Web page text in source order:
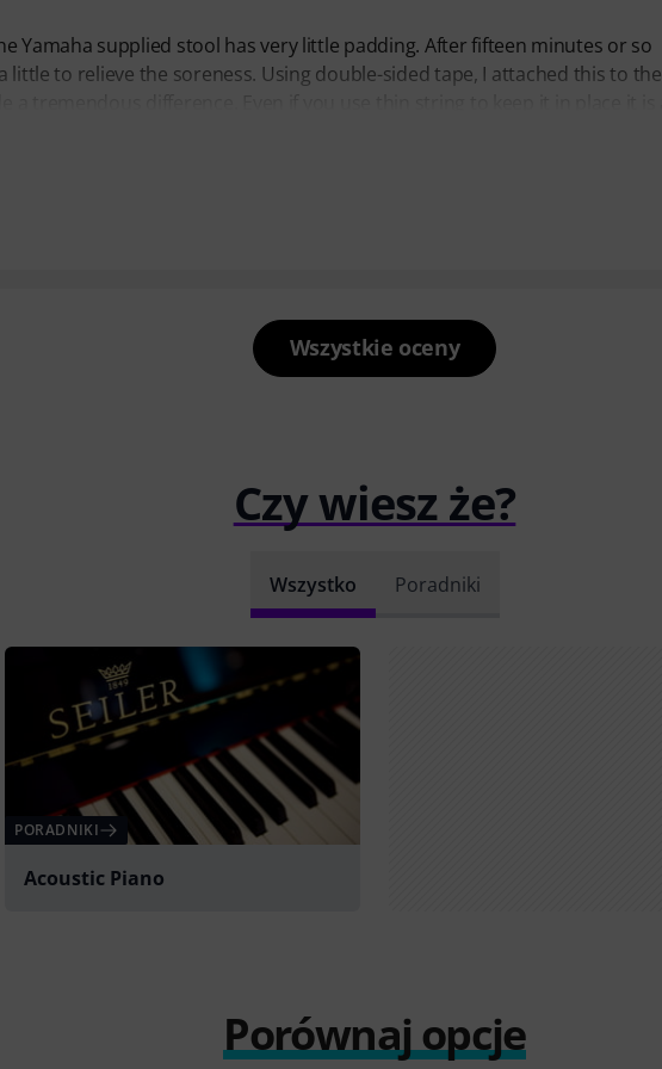
Yamaha supplied stool has very little padding. After fifteen minutes or so
little to relieve the soreness. Using double-sided tape, I attached this to the
Wszystkie oceny
Czy wiesz że?
Wszystko Poradniki
PORADNIKI
Acoustic Piano
Porównaj opcje